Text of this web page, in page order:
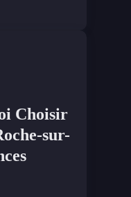
Choisir
sur-